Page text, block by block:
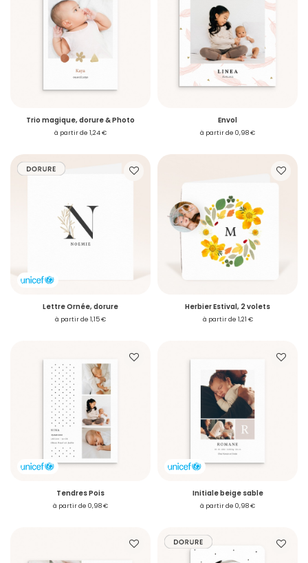
Trio magique, dorure & Photo
à partir de 1,24 €
Envol
à partir de 0,98 €
Lettre Ornée, dorure
à partir de 1,15 €
Herbier Estival, 2 volets
à partir de 1,21 €
Tendres Pois
à partir de 0,98 €
Initiale beige sable
à partir de 0,98 €